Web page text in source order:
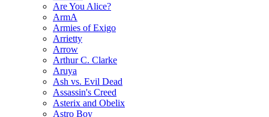
Are You Alice?
ArmA
Armies of Exigo
Arrietty
Arrow
Arthur C. Clarke
Aruya
Ash vs. Evil Dead
Assassin's Creed
Asterix and Obelix
Astro Boy